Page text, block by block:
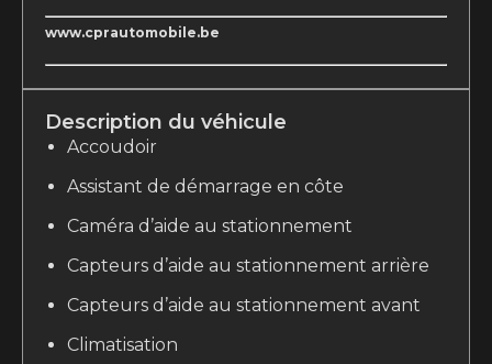
www.cprautomobile.be
Description du véhicule
Accoudoir
Assistant de démarrage en côte
Caméra d’aide au stationnement
Capteurs d’aide au stationnement arrière
Capteurs d’aide au stationnement avant
Climatisation